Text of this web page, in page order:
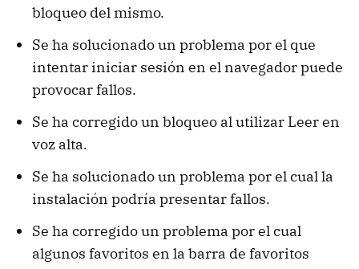
bloqueo del mismo.
Se ha solucionado un problema por el que
intentar iniciar sesión en el navegador puede
provocar fallos.
Se ha corregido un bloqueo al utilizar Leer en
voz alta.
Se ha solucionado un problema por el cual la
instalación podría presentar fallos.
Se ha corregido un problema por el cual
algunos favoritos en la barra de favoritos